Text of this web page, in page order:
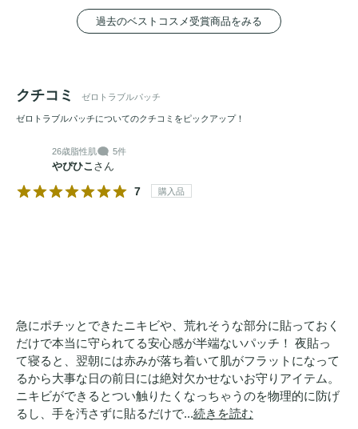
過去のベストコスメ受賞商品をみる
クチコミ ゼロトラブルパッチ
ゼロトラブルパッチについてのクチコミをピックアップ！
26歳脂性肌 5件
やぴひこ さん
7 購入品
急にポチッとできたニキビや、荒れそうな部分に貼っておく
だけで本当に守られてる安心感が半端ないパッチ！ 夜貼っ
て寝ると、翌朝には赤みが落ち着いて肌がフラットになって
るから大事な日の前日には絶対欠かせないお守りアイテム。
ニキビができるとつい触りたくなっちゃうのを物理的に防げ
るし、手を汚さずに貼るだけで...続きを読む